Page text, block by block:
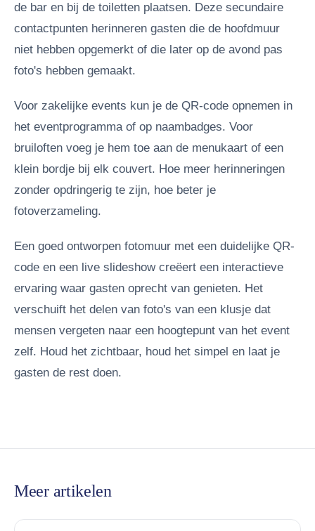
de bar en bij de toiletten plaatsen. Deze secundaire
contactpunten herinneren gasten die de hoofdmuur
niet hebben opgemerkt of die later op de avond pas
foto's hebben gemaakt.
Voor zakelijke events kun je de QR-code opnemen in
het eventprogramma of op naambadges. Voor
bruiloften voeg je hem toe aan de menukaart of een
klein bordje bij elk couvert. Hoe meer herinneringen
zonder opdringerig te zijn, hoe beter je
fotoverzameling.
Een goed ontworpen fotomuur met een duidelijke QR-
code en een live slideshow creëert een interactieve
ervaring waar gasten oprecht van genieten. Het
verschuift het delen van foto's van een klusje dat
mensen vergeten naar een hoogtepunt van het event
zelf. Houd het zichtbaar, houd het simpel en laat je
gasten de rest doen.
Meer artikelen